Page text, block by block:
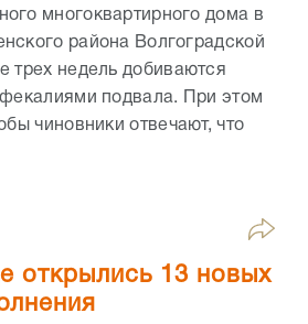
многоквартирного дома в
района Волгоградской
трех недель добиваются
фекалиями подвала. При этом
чиновники отвечают, что
открылись 13 новых